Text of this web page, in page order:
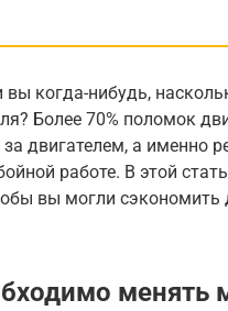
когда-нибудь,
Более 70% поломок
двигателем, а именно
работе. В этой
вы могли сэкономить
менять